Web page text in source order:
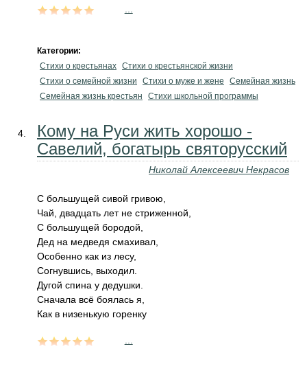
Категории:
Стихи о крестьянах Стихи о крестьянской жизни
Стихи о семейной жизни
Стихи о муже и жене
Семейная жизнь
Семейная жизнь крестьян
Стихи школьной программы
Кому на Руси жить хорошо -
Савелий, богатырь святорусский
Николай Алексеевич Некрасов
С большущей сивой гривою,
Чай, двадцать лет не стриженной,
С большущей бородой,
Дед на медведя смахивал,
Особенно как из лесу,
Согнувшись, выходил.
Дугой спина у дедушки.
Сначала всё боялась я,
Как в низенькую горенку